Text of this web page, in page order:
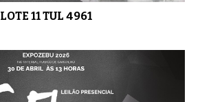
LOTE 11 TUL 4961